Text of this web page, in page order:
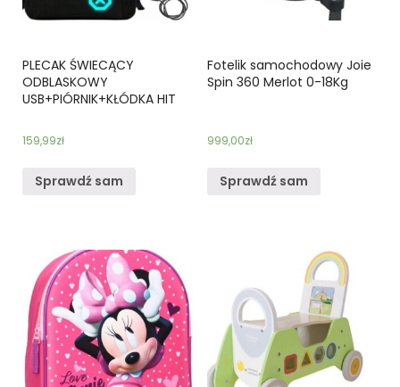
PLECAK ŚWIECĄCY
ODBLASKOWY
USB+PIÓRNIK+KŁÓDKA HIT
159,99zł
Sprawdź sam
Fotelik samochodowy Joie
Spin 360 Merlot 0-18Kg
999,00zł
Sprawdź sam